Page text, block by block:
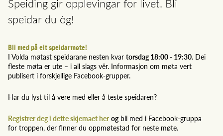
speidar du òg!
Bli med på eit speidarmøte!
I Volda møtast speidarane nesten kvar torsdag 18:00 - 19:30. Dei
fleste møta er ute – i all slags vêr. Informasjon om møta vert
publisert i forskjellige Facebook-grupper.
Har du lyst til å vere med eller å teste speidaren?
Registrer deg i dette skjemaet her ogbli med i Facebook-gruppa
for troppen, der finner du oppmøtestad for neste møte.